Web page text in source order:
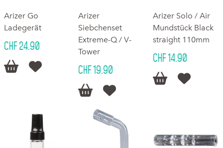
Arizer Go
Ladegerät
CHF 24.90
 
Arizer
Siebchenset
Extreme-Q / V-
Tower
CHF 19.90
 
Arizer Solo / Air
Mundstück Black
straight 110mm
CHF 14.90
 